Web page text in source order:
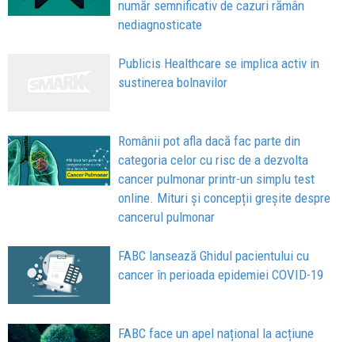
număr semnificativ de cazuri rămân
nediagnosticate
Publicis Healthcare se implica activ in
sustinerea bolnavilor
Românii pot afla dacă fac parte din
categoria celor cu risc de a dezvolta
cancer pulmonar printr-un simplu test
online. Mituri și concepții greșite despre
cancerul pulmonar
FABC lansează Ghidul pacientului cu
cancer în perioada epidemiei COVID-19
FABC face un apel național la acțiune